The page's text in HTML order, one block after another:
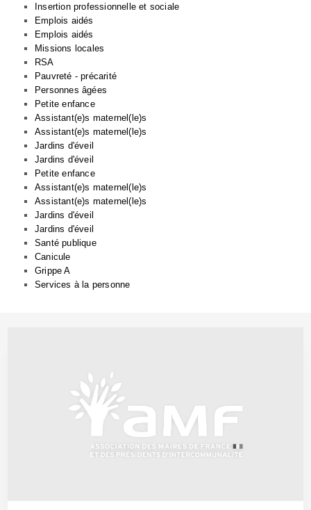
Insertion professionnelle et sociale
Emplois aidés
Emplois aidés
Missions locales
RSA
Pauvreté - précarité
Personnes âgées
Petite enfance
Assistant(e)s maternel(le)s
Assistant(e)s maternel(le)s
Jardins d'éveil
Jardins d'éveil
Petite enfance
Assistant(e)s maternel(le)s
Assistant(e)s maternel(le)s
Jardins d'éveil
Jardins d'éveil
Santé publique
Canicule
Grippe A
Services à la personne